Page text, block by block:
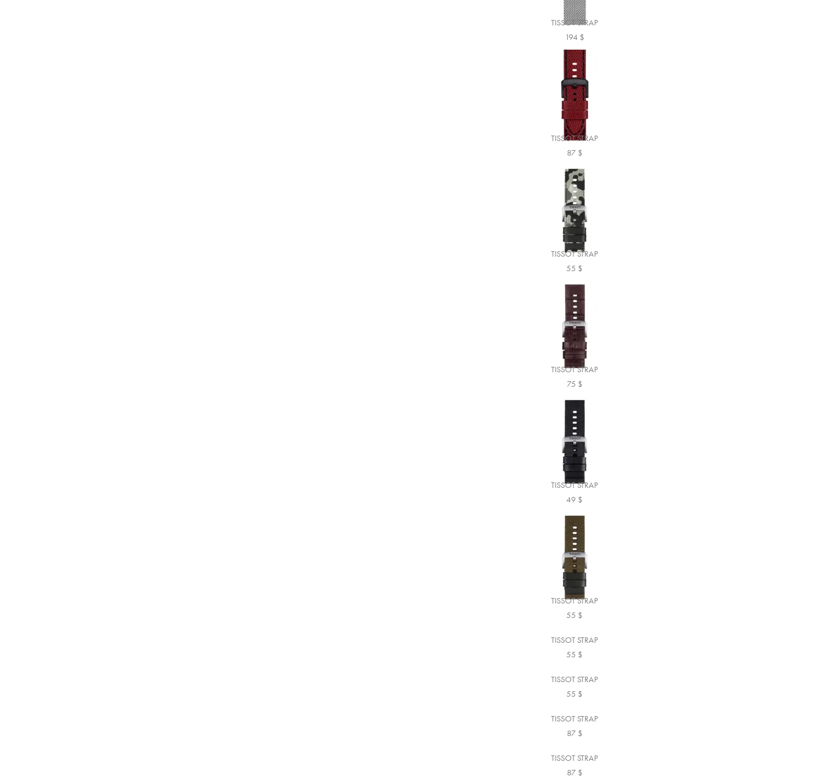
TISSOT STRAP
194 $
TISSOT STRAP
87 $
TISSOT STRAP
55 $
TISSOT STRAP
75 $
TISSOT STRAP
49 $
TISSOT STRAP
55 $
TISSOT STRAP
55 $
TISSOT STRAP
55 $
TISSOT STRAP
87 $
TISSOT STRAP
87 $